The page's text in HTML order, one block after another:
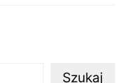
Szukaj